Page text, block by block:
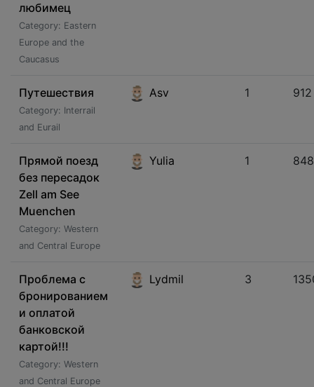
любимец
Category: Eastern
Europe and the
Caucasus
Путешествия
Category: Interrail
and Eurail
Asv 1 912
Прямой поезд
без пересадок
Zell am See
Muenchen
Category: Western
and Central Europe
Yulia 1 848
Проблема с
бронированием
и оплатой
банковской
картой!!!
Category: Western
and Central Europe
Lydmil 3